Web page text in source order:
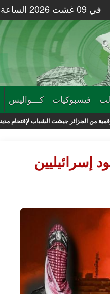
في 09 غشت 2026 الساعة 45 : 09
فيسبوكيات كـــواليس
الشباب لإقتحام مدينة سبتة
إسرائيليين